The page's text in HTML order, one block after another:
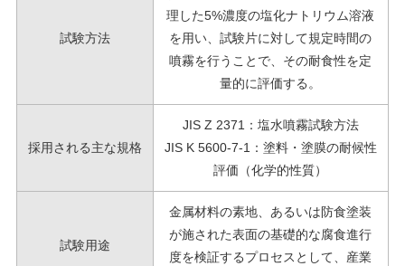
試験方法
理した5%濃度の塩化ナトリウム溶液
を用い、試験片に対して規定時間の
噴霧を行うことで、その耐食性を定
量的に評価する。
採用される主な規格
JIS Z 2371：塩水噴霧試験方法
JIS K 5600-7-1：塗料・塗膜の耐候性
評価（化学的性質）
試験用途
金属材料の素地、あるいは防食塗装
が施された表面の基礎的な腐食進行
度を検証するプロセスとして、 産業